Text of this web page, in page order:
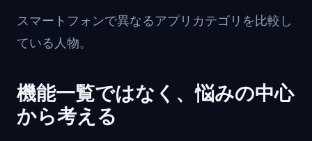
スマートフォンで異なるアプリカテゴリを比較し
ている人物。
機能一覧ではなく、悩みの中心
から考える